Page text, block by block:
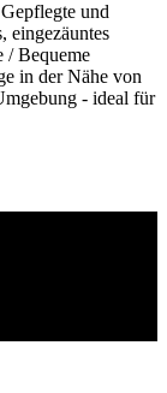
und
eingezäuntes
/ Bequeme
in der Nähe von
- ideal für